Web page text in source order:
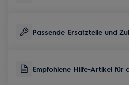
Passende Ersatzteile und
Empfohlene Hilfe-Artikel für